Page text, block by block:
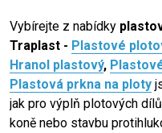
Vybírejte z nabídky
Traplast - Plastové
Hranol plastový,
Plastová prkna na ploty
jak pro výplň plotových
koně nebo stavbu